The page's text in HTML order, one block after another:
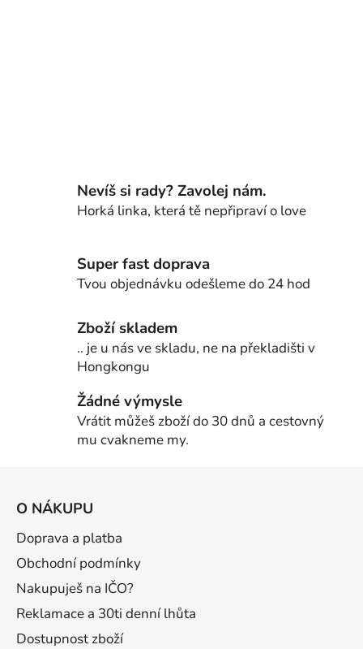
Nevíš si rady? Zavolej nám.
Horká linka, která tě nepřipraví o love
Super fast doprava
Tvou objednávku odešleme do 24 hod
Zboží skladem
.. je u nás ve skladu, ne na překladišti v
Hongkongu
Žádné výmysle
Vrátit můžeš zboží do 30 dnů a cestovný
mu cvakneme my.
O NÁKUPU
Doprava a platba
Obchodní podmínky
Nakupuješ na IČO?
Reklamace a 30ti denní lhůta
Dostupnost zboží